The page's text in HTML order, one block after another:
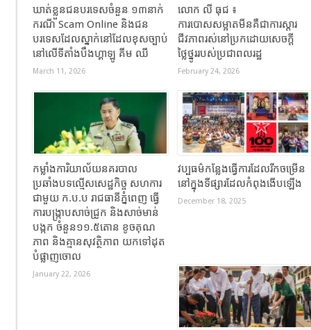
ឃាត់ខ្លួនជនបរទេសចំនួន ១៣នាក់
ករណី Scam Online និងជន
បរទេសដែលស្នាក់នៅដែលខុសច្បាប់
នៅលើទីតាំងបឹងហ្គាឡូ គីម ឈី
March 11, 2026
លោក លី ធុជ ៖
ការបោសសម្អាតមីនគឺជាការស្តារ
ជីវភាពរស់នៅប្រកដោយសេចក្តី
ថ្លៃថ្នូររបស់ប្រជាពលរដ្ឋ
February 24, 2026
កម្លាំងការិយាល័យនគរបាល
ប្រឆាំងបទល្មើសសេដ្ឋកិច្ច សហការ
ជាមួយ ក.ប.ប រាជធានីភ្នំពេញ ធ្វើ
ការបង្ក្រាបសាច់ជ្រូក និងសាច់មាន់
បង្កក ចំនួន១១.៥តោន ខូចគុណ
ភាព និងគ្មានសុវត្ថិភាព យកទៅដុត
បំផ្លាញចោល
January 22, 2026
វប្បធម៌កន្លែងធ្វើការដែលរីកចម្រើន
នៅក្នុងទីផ្សារដែលកំពុងងើបឡើង
December 18, 2025